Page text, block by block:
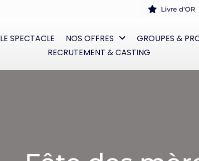
Livre d'OR
LE SPECTACLE NOS OFFRES GROUPES &
RECRUTEMENT & CASTING